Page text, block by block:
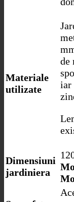
Materiale
utilizate
de
iar
Dimensiuni
jardiniera